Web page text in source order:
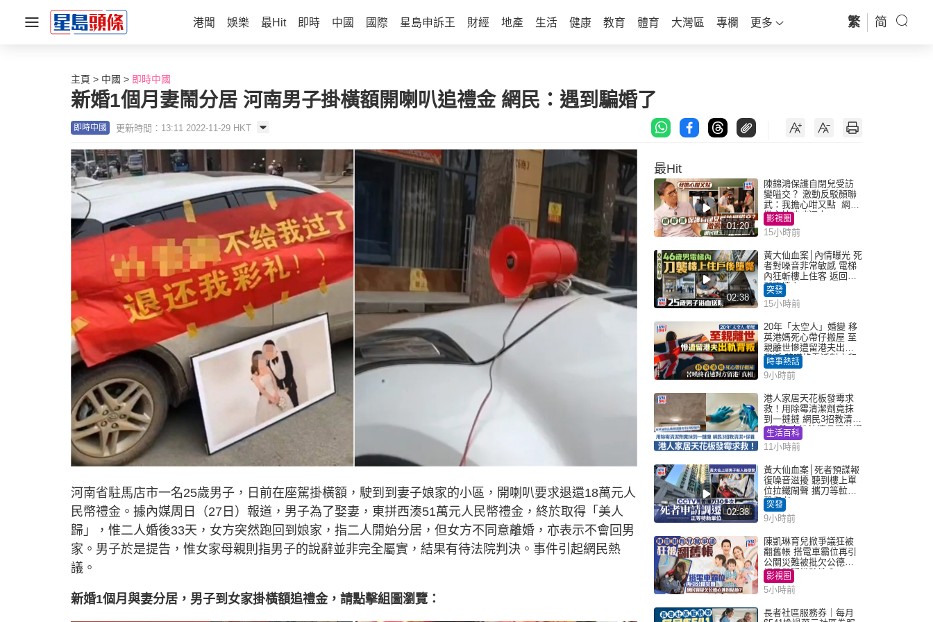
港聞 娛樂 最Hit 即時 中國 國際 星島申訴王 財經 地產 生活 健康 教育 體育 大灣區 專欄 更多 繁 简
主頁 中國 即時中國
新婚1個月妻鬧分居 河南男子掛橫額開喇叭追禮金 網民：遇到騙婚了
即時中國 更新時間：13:11 2022-11-29 HKT
河南省駐馬店市一名25歲男子，日前在座駕掛橫額，駛到到妻子娘家的小區，開喇叭要求退還18萬元人
民幣禮金。據內媒周日（27日）報道，男子為了娶妻，東拼西湊51萬元人民幣禮金，終於取得「美人
歸」，惟二人婚後33天，女方突然跑回到娘家，指二人開始分居，但女方不同意離婚，亦表示不會回男
家。男子於是提告，惟女家母親則指男子的說辭並非完全屬實，結果有待法院判決。事件引起網民熱
議。
新婚1個月與妻分居，男子到女家掛橫額追禮金，請點擊組圖瀏覽：
最Hit
01:20
陳錦鴻保護自閉兒受訪
變嗌交？ 激動反駁顏聯
武：我擔心咁又點 網民
批主持咄咄逼人
影視圈
15小時前
02:38
黃大仙血案│內情曝光 死
者對噪音非常敏感 電梯
內狂斬樓上住客 返回住
所墮樓亡
突發
15小時前
20年「太空人」婚變 移
英港媽死心帶仔搬屋 至
親離世慘遭留港夫出軌
背叛 苦嘆終看透對方留
港「真相」｜Juicy叮
時事熱話
9小時前
港人家居天花板發霉求
救！用除霉清潔劑竟抹
到一撻撻 網民3招教清潔
+保養 本地油漆品牌曾提
醒勿用1物防變色
生活百科
11小時前
02:38
黃大仙血案│死者預謀報
復噪音滋擾 聽到樓上單
位拉鐵閘聲 攜刀等𨋢伏
擊傷者
突發
9小時前
陳凱琳育兒掀爭議狂被
翻舊帳 搭電車霸位再引
公關災難被批欠公德心
網民質疑扮貼地？
影視圈
5小時前
長者社區服務券｜每月